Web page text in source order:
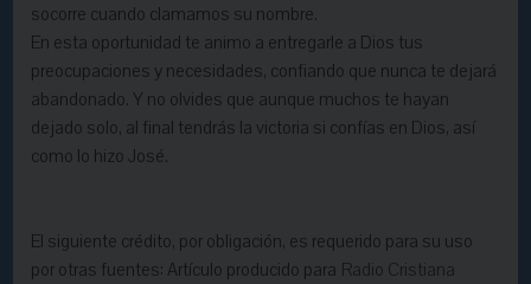
socorre cuando clamamos su nombre.
En esta oportunidad te animo a entregarle a Dios tus
preocupaciones y necesidades, confiando que nunca te dejará
abandonado. Y no olvides que aunque muchos te hayan
dejado solo, al final tendrás la victoria si confías en Dios, así
como lo hizo José.
El siguiente crédito, por obligación, es requerido para su uso
por otras fuentes: Artículo producido para Radio Cristiana